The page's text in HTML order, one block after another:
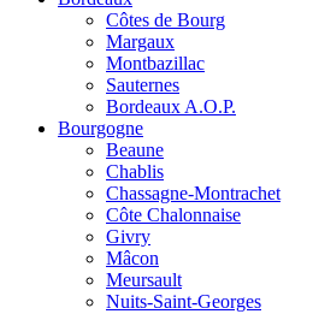
Côtes de Bourg
Margaux
Montbazillac
Sauternes
Bordeaux A.O.P.
Bourgogne
Beaune
Chablis
Chassagne-Montrachet
Côte Chalonnaise
Givry
Mâcon
Meursault
Nuits-Saint-Georges